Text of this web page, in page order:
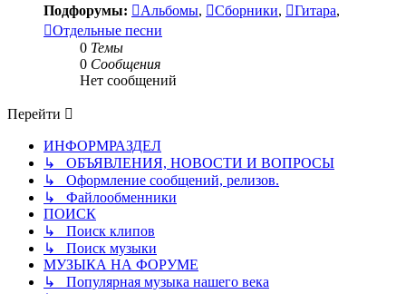
Подфорумы:
Альбомы, Сборники, Гитара,
Отдельные песни
0 Темы
0 Сообщения
Нет сообщений
Перейти
ИНФОРМРАЗДЕЛ
↳ ОБЪЯВЛЕНИЯ, НОВОСТИ И ВОПРОСЫ
↳ Оформление сообщений, релизов.
↳ Файлообменники
ПОИСК
↳ Поиск клипов
↳ Поиск музыки
МУЗЫКА НА ФОРУМЕ
↳ Популярная музыка нашего века